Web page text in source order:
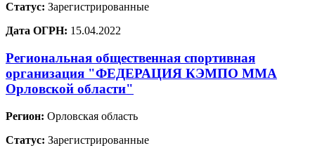
Статус: Зарегистрированные
Дата ОГРН: 15.04.2022
Региональная общественная спортивная
организация "ФЕДЕРАЦИЯ КЭМПО ММА
Орловской области"
Регион: Орловская область
Статус: Зарегистрированные